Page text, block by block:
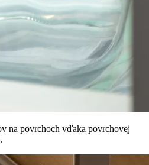
na povrchoch vďaka povrchovej